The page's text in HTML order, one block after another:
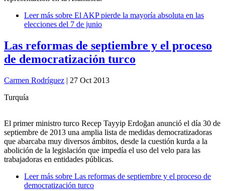
Leer más sobre El AKP pierde la mayoría absoluta en las
elecciones del 7 de junio
Las reformas de septiembre y el proceso
de democratización turco
Carmen Rodríguez | 27 Oct 2013
Turquía
El primer ministro turco Recep Tayyip Erdoğan anunció el día 30 de
septiembre de 2013 una amplia lista de medidas democratizadoras
que abarcaba muy diversos ámbitos, desde la cuestión kurda a la
abolición de la legislación que impedía el uso del velo para las
trabajadoras en entidades públicas.
Leer más sobre Las reformas de septiembre y el proceso de
democratización turco